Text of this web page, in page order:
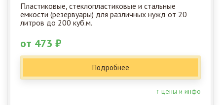
Пластиковые, стеклопластиковые и стальные
емкости (резервуары) для различных нужд от 20
литров до 200 куб.м.
от 473 ₽
Подробнее
↑ цены и инфо